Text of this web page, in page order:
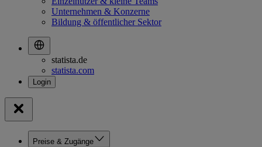
Unternehmen & Konzerne
Bildung & öffentlicher Sektor
statista.de
statista.com
Preise & Zugänge